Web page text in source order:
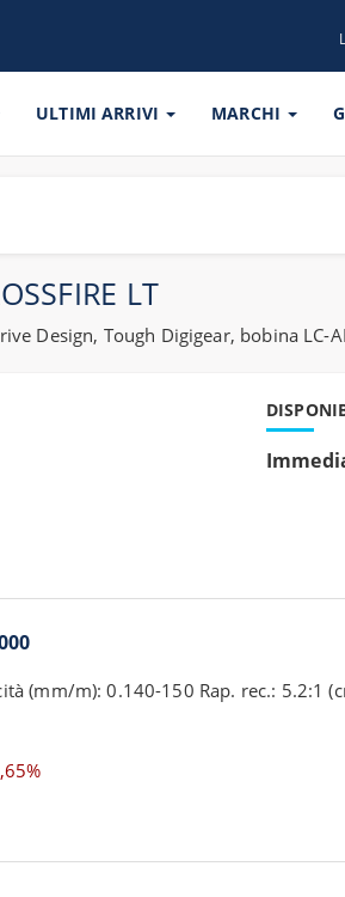
ULTIMI ARRIVI MARCHI
LT
Design, Tough Digigear, bobina LC-
(mm/m): 0.140-150 Rap. rec.: 5.2:1